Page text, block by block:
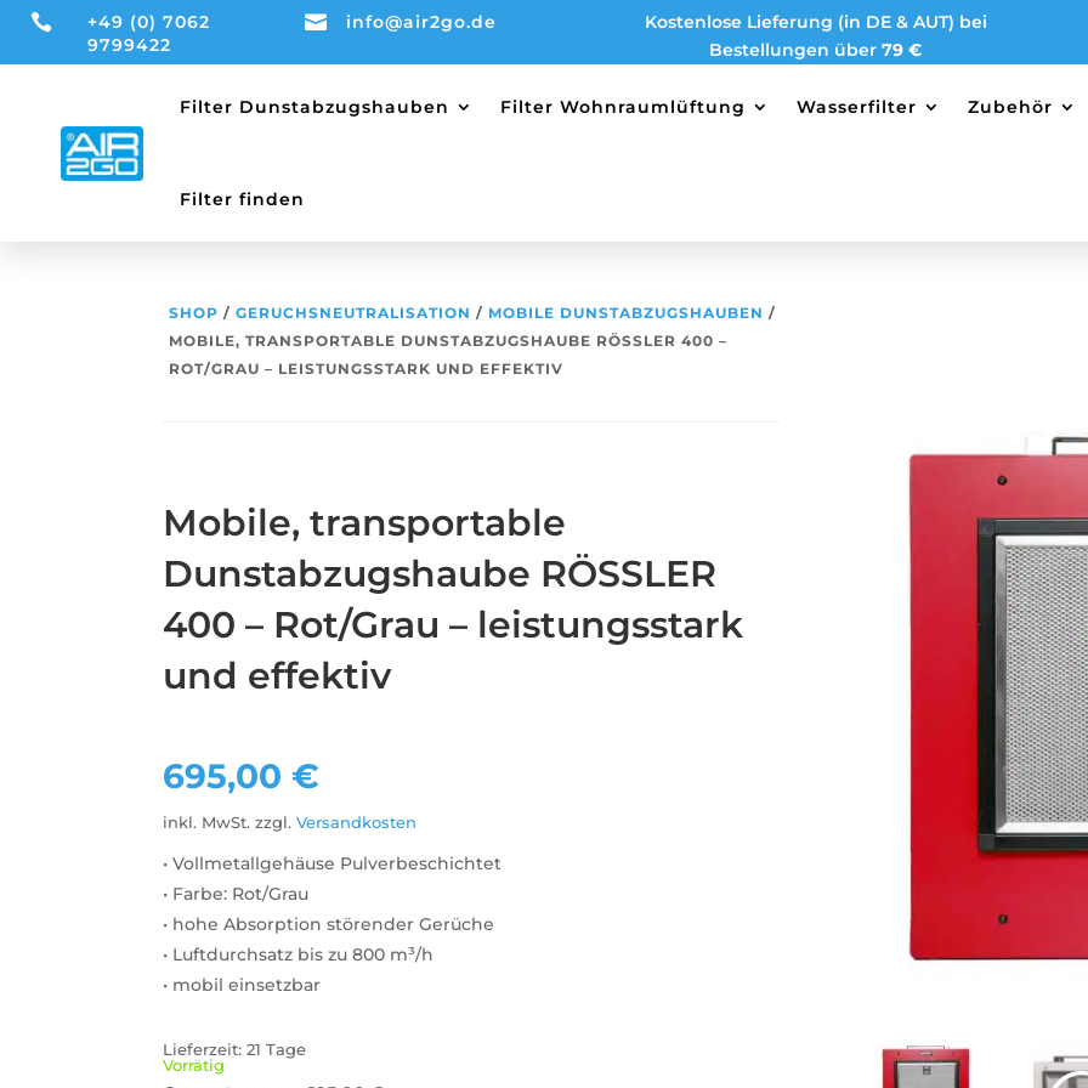

+49 (0) 7062
9799422
 info@air2go.de
Kostenlose Lieferung (in DE & AUT) bei
Bestellungen über 79 €
Filter Dunstabzugshauben Filter Wohnraumlüftung Wasserfilter Zubehör
Filter finden
SHOP /GERUCHSNEUTRALISATION / MOBILE DUNSTABZUGSHAUBEN /
MOBILE, TRANSPORTABLE DUNSTABZUGSHAUBE RÖSSLER 400 –
ROT/GRAU – LEISTUNGSSTARK UND EFFEKTIV
Mobile, transportable
Dunstabzugshaube RÖSSLER
400 – Rot/Grau – leistungsstark
und effektiv
695,00€
inkl. MwSt. zzgl.Versandkosten
• Vollmetallgehäuse Pulverbeschichtet
• Farbe: Rot/Grau
• hohe Absorption störender Gerüche
• Luftdurchsatz bis zu 800 m³/h
• mobil einsetzbar
Lieferzeit:21 Tage
Vorrätig